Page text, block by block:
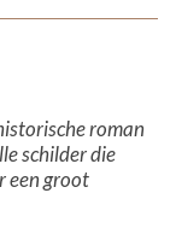
roman
schilder die
een groot